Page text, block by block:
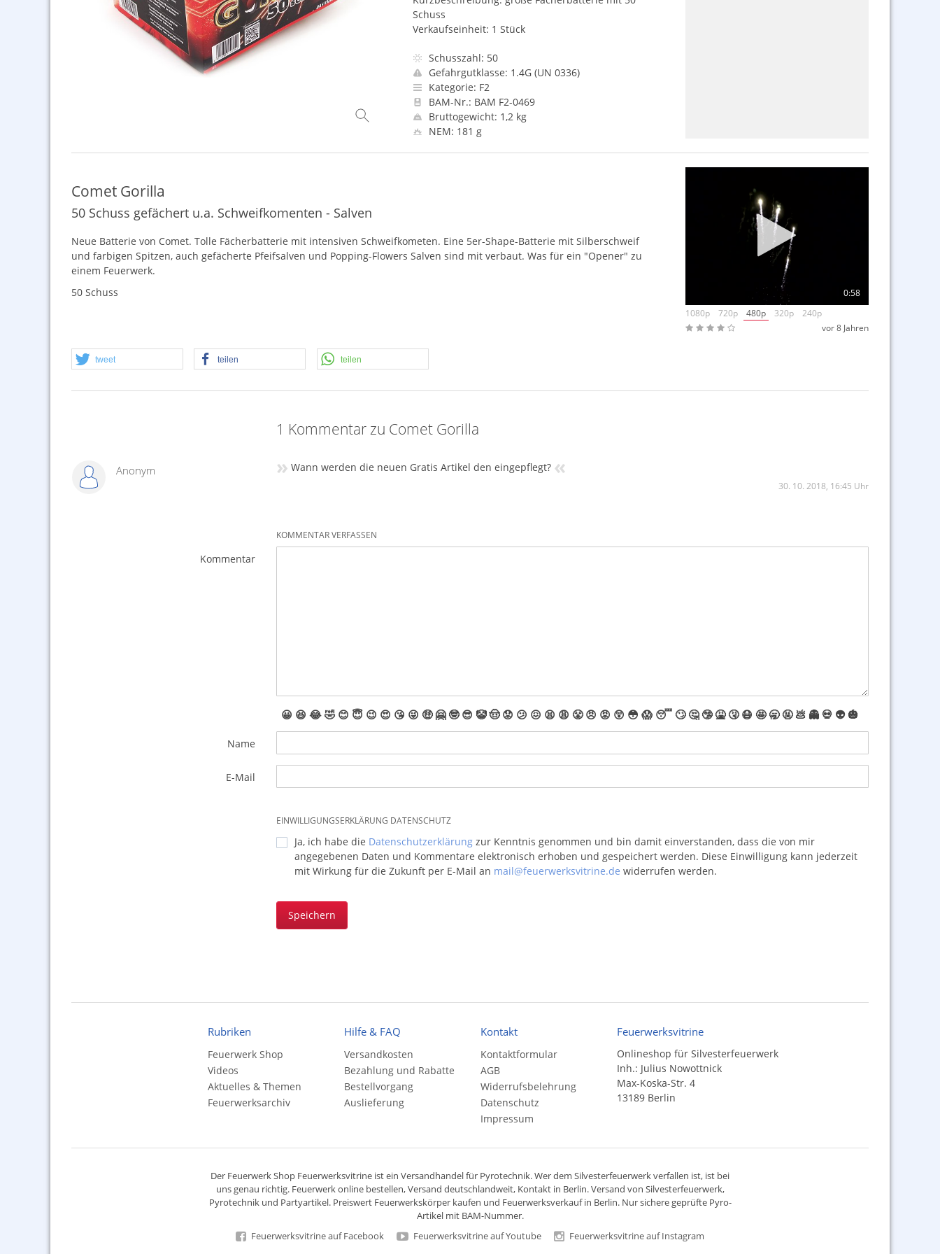
Schuss
Verkaufseinheit: 1 Stück
Schusszahl: 50
Gefahrgutklasse: 1.4G (UN 0336)
Kategorie: F2
BAM-Nr.: BAM F2-0469
Bruttogewicht: 1,2 kg
NEM: 181 g
Comet Gorilla
50 Schuss gefächert u.a. Schweifkomenten - Salven
Neue Batterie von Comet. Tolle Fächerbatterie mit intensiven Schweifkometen. Eine 5er-Shape-Batterie mit Silberschweif
und farbigen Spitzen, auch gefächerte Pfeifsalven und Popping-Flowers Salven sind mit verbaut. Was für ein "Opener" zu
einem Feuerwerk.
50 Schuss
tweet teilen teilen
0:58
1080p
720p 480p 320p
240p
vor 8 Jahren
1 Kommentar zu Comet Gorilla
Anonym » Wann werden die neuen Gratis Artikel den eingepflegt? «
30. 10. 2018, 16:45 Uhr
KOMMENTAR VERFASSEN
Kommentar
😀 😆 😂🤣 😊 😇 😉 😍 😘 😜 🤑 🤗 🤓 😎 🤡🤠 😟 😕 😖 😫 😩 😤 😠 😡 😲 😳 😱 😴 🙄 🤔 🤥 🤮 🤧 😷 🤩 🥱 🤬 💩 👻 💀 👽 🎃
Name
E-Mail
EINWILLIGUNGSERKLÄRUNG DATENSCHUTZ
Ja, ich habe die Datenschutzerklärungzur Kenntnis genommen und bin damit einverstanden, dass die von mir
angegebenen Daten und Kommentare elektronisch erhoben und gespeichert werden. Diese Einwilligung kann jederzeit
mit Wirkung für die Zukunft per E-Mail an mail@feuerwerksvitrine.de widerrufen werden.
Speichern
Rubriken
Feuerwerk Shop
Videos
Aktuelles & Themen
Feuerwerksarchiv
Hilfe & FAQ
Versandkosten
Bezahlung und Rabatte
Bestellvorgang
Auslieferung
Kontakt
Kontaktformular
AGB
Widerrufsbelehrung
Datenschutz
Impressum
Feuerwerksvitrine
Onlineshop für Silvesterfeuerwerk
Inh.: Julius Nowottnick
Max-Koska-Str. 4
13189 Berlin
Der Feuerwerk Shop Feuerwerksvitrine ist ein Versandhandelfür Pyrotechnik. Wer dem Silvesterfeuerwerk verfallen ist, ist bei
uns genau richtig. Feuerwerk online bestellen,Versand deutschlandweit, Kontakt in Berlin. Versand von Silvesterfeuerwerk,
Pyrotechnikund Partyartikel. Preiswert Feuerwerkskörperkaufen und Feuerwerksverkauf in Berlin. Nur sichere geprüfte Pyro-
Artikel mit BAM-Nummer.
Feuerwerksvitrine auf Facebook
Feuerwerksvitrine auf Youtube Feuerwerksvitrine auf Instagram